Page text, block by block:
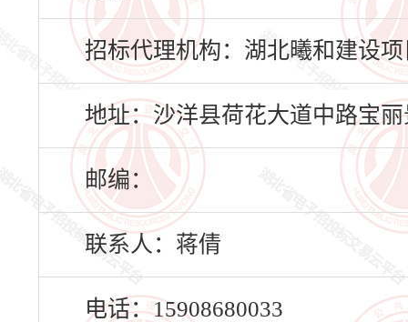
招标代理机构：湖北曦和建设
地址：沙洋县荷花大道中路宝
邮编：
联系人：蒋倩
电话：15908680033